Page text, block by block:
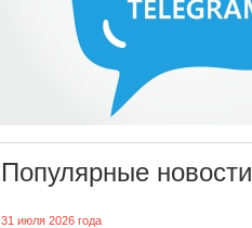
Популярные новости
31 июля 2026 года